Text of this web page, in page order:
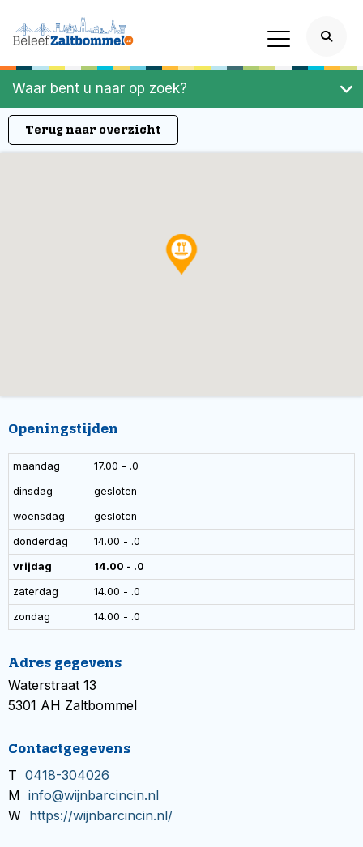
Waar bent u naar op zoek?
Terug naar overzicht
Openingstijden
maandag 17.00 - .0
dinsdag gesloten
woensdag gesloten
donderdag 14.00 - .0
vrijdag 14.00 - .0
zaterdag 14.00 - .0
zondag 14.00 - .0
Adres gegevens
Waterstraat 13
5301 AH Zaltbommel
Contactgegevens
T 0418-304026
M info@wijnbarcincin.nl
W https://wijnbarcincin.nl/